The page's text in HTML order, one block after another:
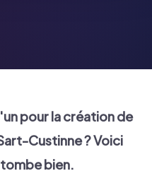
pour la création de
Custinne? Voici
bien.